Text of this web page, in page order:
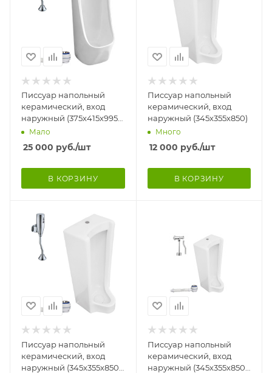
Писсуар напольный
керамический, вход
наружный (375х415х995)
в комплекте с
СЕНСОРОМ и сифоном
Мало
25 000 руб./шт
В КОРЗИНУ
Писсуар напольный
керамический, вход
наружный (345х355х850)
Много
12 000 руб./шт
В КОРЗИНУ
Писсуар напольный
керамический, вход
наружный (345х355х850)
Писсуар напольный
керамический, вход
наружный (345х355х850)